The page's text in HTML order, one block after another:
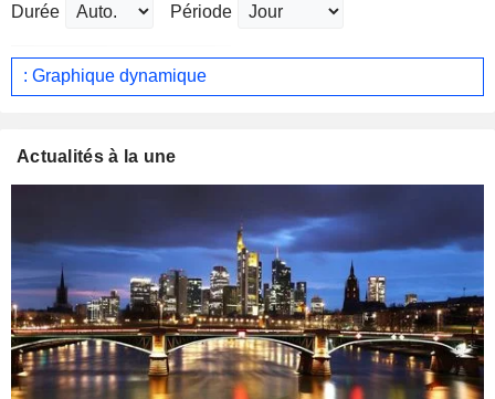
Durée Période
: Graphique dynamique
Actualités à la une